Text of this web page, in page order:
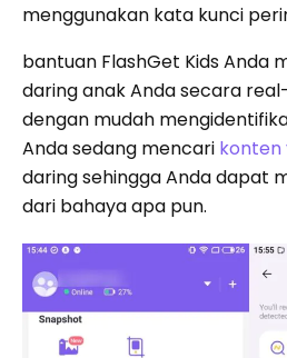
menggunakan kata kunci
bantuan FlashGet Kids Anda
daring anak Anda secara
dengan mudah
Anda sedang mencari konten
daring sehingga Anda dapat
dari bahaya apa pun.